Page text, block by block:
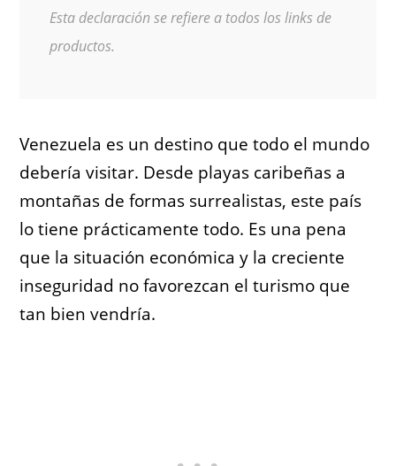
Esta declaración se refiere a todos los links de
productos.
Venezuela es un destino que todo el mundo
debería visitar. Desde playas caribeñas a
montañas de formas surrealistas, este país
lo tiene prácticamente todo. Es una pena
que la situación económica y la creciente
inseguridad no favorezcan el turismo que
tan bien vendría.